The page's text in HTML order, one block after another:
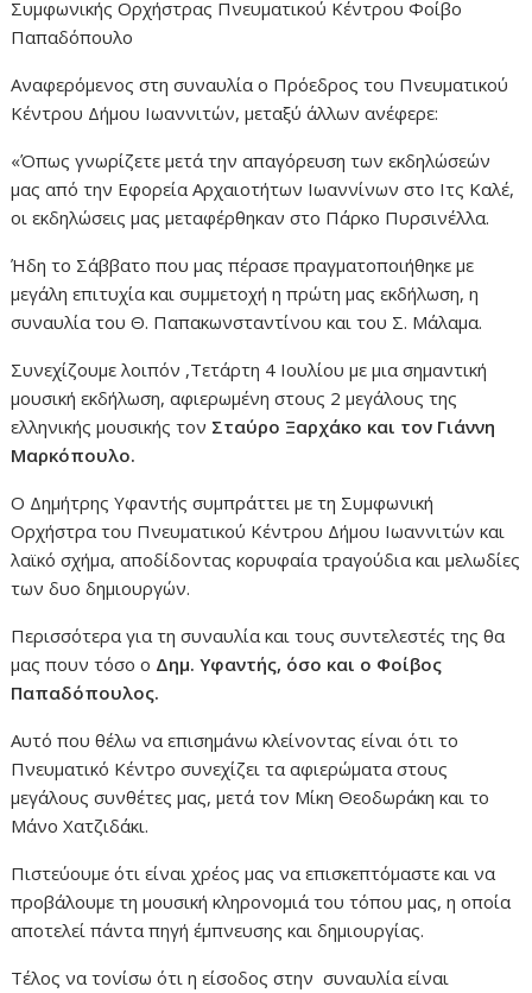
Συμφωνικής Ορχήστρας Πνευματικού Κέντρου Φοίβο
Παπαδόπουλο
Αναφερόμενος στη συναυλία ο Πρόεδρος του Πνευματικού
Κέντρου Δήμου Ιωαννιτών, μεταξύ άλλων ανέφερε:
«Όπως γνωρίζετε μετά την απαγόρευση των εκδηλώσεών
μας από την Εφορεία Αρχαιοτήτων Ιωαννίνων στο Ιτς Καλέ,
οι εκδηλώσεις μας μεταφέρθηκαν στο Πάρκο Πυρσινέλλα.
Ήδη το Σάββατο που μας πέρασε πραγματοποιήθηκε με
μεγάλη επιτυχία και συμμετοχή η πρώτη μας εκδήλωση, η
συναυλία του Θ. Παπακωνσταντίνου και του Σ. Μάλαμα.
Συνεχίζουμε λοιπόν ,Τετάρτη 4 Ιουλίου με μια σημαντική
μουσική εκδήλωση, αφιερωμένη στους 2 μεγάλους της
ελληνικής μουσικής τον Σταύρο Ξαρχάκο και τον Γιάννη
Μαρκόπουλο.
Ο Δημήτρης Υφαντής συμπράττει με τη Συμφωνική
Ορχήστρα του Πνευματικού Κέντρου Δήμου Ιωαννιτών και
λαϊκό σχήμα, αποδίδοντας κορυφαία τραγούδια και μελωδίες
των δυο δημιουργών.
Περισσότερα για τη συναυλία και τους συντελεστές της θα
μας πουν τόσο ο Δημ. Υφαντής, όσο και ο Φοίβος
Παπαδόπουλος.
Αυτό που θέλω να επισημάνω κλείνοντας είναι ότι το
Πνευματικό Κέντρο συνεχίζει τα αφιερώματα στους
μεγάλους συνθέτες μας, μετά τον Μίκη Θεοδωράκη και το
Μάνο Χατζιδάκι.
Πιστεύουμε ότι είναι χρέος μας να επισκεπτόμαστε και να
προβάλουμε τη μουσική κληρονομιά του τόπου μας, η οποία
αποτελεί πάντα πηγή έμπνευσης και δημιουργίας.
Τέλος να τονίσω ότι η είσοδος στην συναυλία είναι